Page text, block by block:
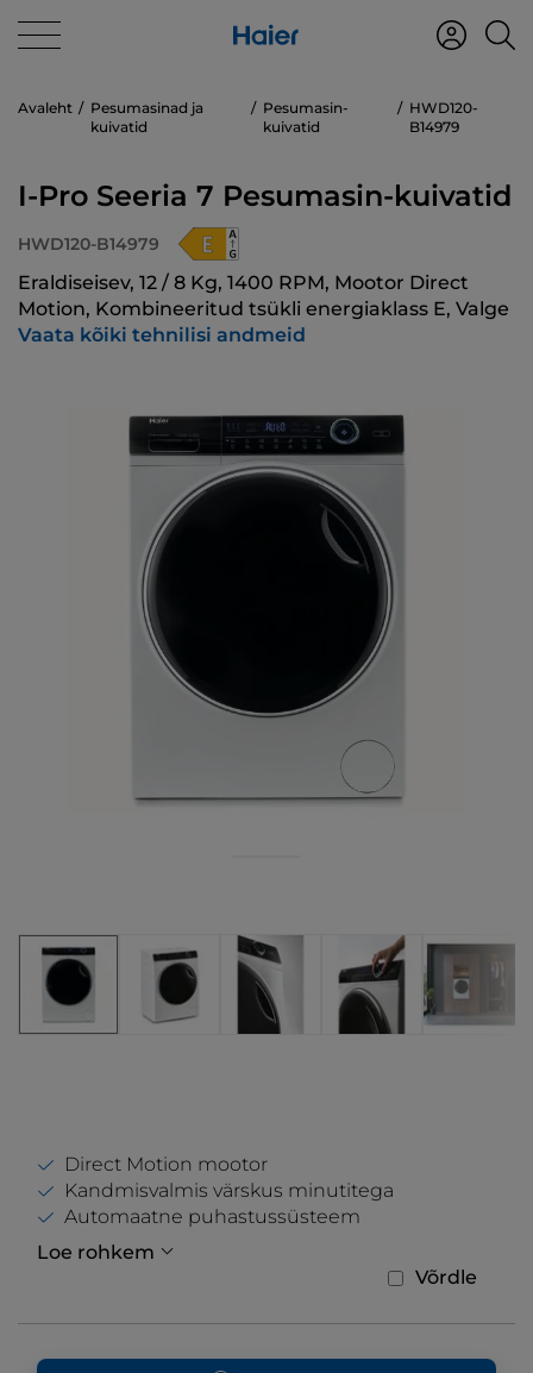
Avaleht
Pesumasinad ja
kuivatid
Pesumasin-
kuivatid
HWD120-
B14979
I-Pro Seeria 7 Pesumasin-kuivatid
HWD120-B14979
Eraldiseisev, 12 / 8 Kg, 1400 RPM, Mootor Direct
Motion, Kombineeritud tsükli energiaklass E, Valge
Vaata kõiki tehnilisi andmeid
Direct Motion mootor
Kandmisvalmis värskus minutitega
Automaatne puhastussüsteem
Loe rohkem
Võrdle